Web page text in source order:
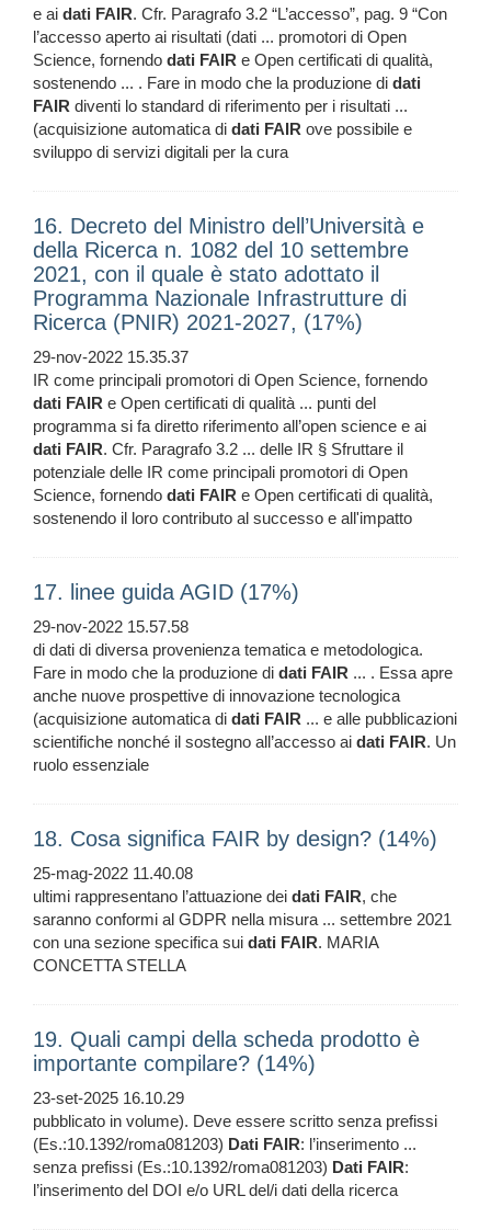
e ai dati FAIR. Cfr. Paragrafo 3.2 “L’accesso”, pag. 9 “Con
l’accesso aperto ai risultati (dati ... promotori di Open
Science, fornendo dati FAIR e Open certificati di qualità,
sostenendo ... . Fare in modo che la produzione di dati
FAIR diventi lo standard di riferimento per i risultati ...
(acquisizione automatica di dati FAIR ove possibile e
sviluppo di servizi digitali per la cura
16. Decreto del Ministro dell’Università e
della Ricerca n. 1082 del 10 settembre
2021, con il quale è stato adottato il
Programma Nazionale Infrastrutture di
Ricerca (PNIR) 2021-2027, (17%)
29-nov-2022 15.35.37
IR come principali promotori di Open Science, fornendo
dati FAIR e Open certificati di qualità ... punti del
programma si fa diretto riferimento all’open science e ai
dati FAIR. Cfr. Paragrafo 3.2 ... delle IR § Sfruttare il
potenziale delle IR come principali promotori di Open
Science, fornendo dati FAIR e Open certificati di qualità,
sostenendo il loro contributo al successo e all'impatto
17. linee guida AGID (17%)
29-nov-2022 15.57.58
di dati di diversa provenienza tematica e metodologica.
Fare in modo che la produzione di dati FAIR ... . Essa apre
anche nuove prospettive di innovazione tecnologica
(acquisizione automatica di dati FAIR ... e alle pubblicazioni
scientifiche nonché il sostegno all’accesso ai dati FAIR. Un
ruolo essenziale
18. Cosa significa FAIR by design? (14%)
25-mag-2022 11.40.08
ultimi rappresentano l’attuazione dei dati FAIR, che
saranno conformi al GDPR nella misura ... settembre 2021
con una sezione specifica sui dati FAIR. MARIA
CONCETTA STELLA
19. Quali campi della scheda prodotto è
importante compilare? (14%)
23-set-2025 16.10.29
pubblicato in volume). Deve essere scritto senza prefissi
(Es.:10.1392/roma081203) Dati FAIR: l’inserimento ...
senza prefissi (Es.:10.1392/roma081203) Dati FAIR:
l’inserimento del DOI e/o URL del/i dati della ricerca